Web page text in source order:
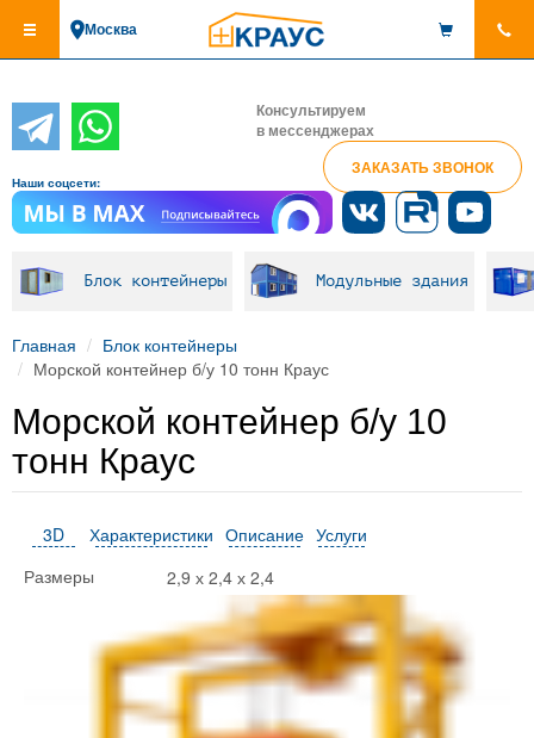
основному
Москва
Консультируем
в мессенджерах
ЗАКАЗАТЬ ЗВОНОК
Наши соцсети:
Блок контейнеры Модульные здания
Главная
Блок контейнеры
Морской контейнер б/у 10 тонн Краус
Морской контейнер б/у 10
тонн Краус
3D Характеристики Описание Услуги
Размеры 2,9 х 2,4 х 2,4